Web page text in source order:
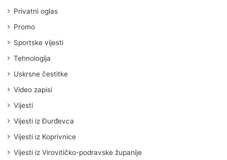
Privatni oglas
Promo
Sportske vijesti
Tehnologija
Uskrsne čestitke
Video zapisi
Vijesti
Vijesti iz Đurđevca
Vijesti iz Koprivnice
Vijesti iz Virovitičko-podravske županije